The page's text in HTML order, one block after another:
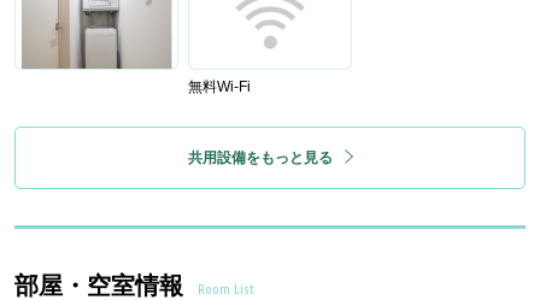
無料Wi-Fi
共用設備をもっと見る
部屋・空室情報 Room List